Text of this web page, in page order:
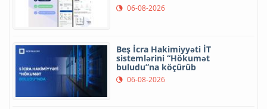
06-08-2026
Beş İcra Hakimiyyəti İT
sistemlərini “Hökumət
buludu”na köçürüb
06-08-2026